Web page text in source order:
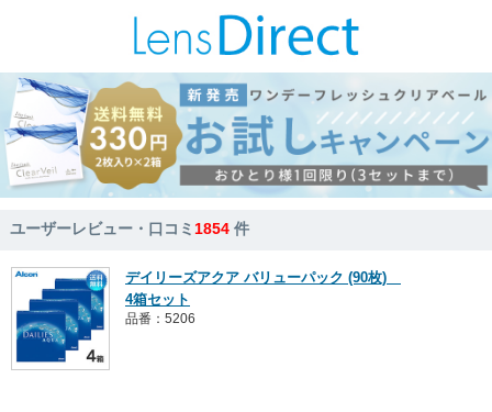
ユーザーレビュー・口コミ1854 件
デイリーズアクア バリューパック (90枚)
4箱セット
品番：5206